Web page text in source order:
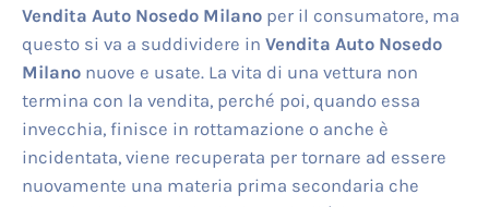
Vendita Auto Nosedo Milanoper il consumatore, ma
questo si va a suddividere in Vendita Auto Nosedo
Milanonuove e usate. La vita di una vettura non
termina con la vendita, perché poi, quando essa
invecchia, finisce in rottamazione o anche è
incidentata, viene recuperata per tornare ad essere
nuovamente una materia prima secondaria che